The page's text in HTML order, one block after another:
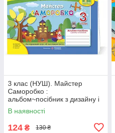
3 клас (НУШ). Майстер
Саморобко :
альбом~посібник з дизайну і
технологій (Бровченко А.,
Копитіна Н.),
В наявності
124 ₴ 130 ₴